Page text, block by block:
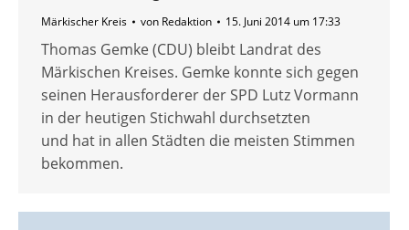
Märkischer Kreis von Redaktion 15. Juni 2014 um 17:33
Thomas Gemke (CDU) bleibt Landrat des
Märkischen Kreises. Gemke konnte sich gegen
seinen Herausforderer der SPD Lutz Vormann
in der heutigen Stichwahl durchsetzten
und hat in allen Städten die meisten Stimmen
bekommen.